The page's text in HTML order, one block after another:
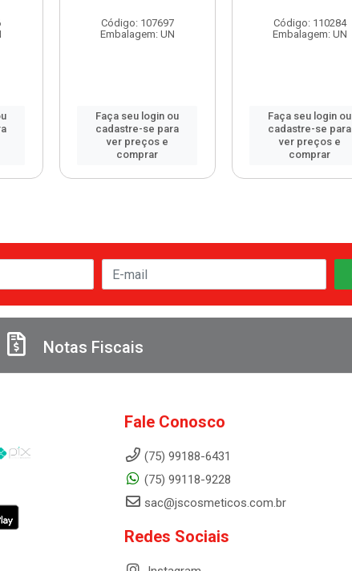
Código: 107697
Embalagem: UN
Faça seu login ou
cadastre-se para
ver preços e
comprar
Código: 110284
Embalagem: UN
Faça seu login ou
cadastre-se para
ver preços e
comprar
Notas Fiscais
Fale Conosco
(75) 99188-6431
(75) 99118-9228
sac@jscosmeticos.com.br
Redes Sociais